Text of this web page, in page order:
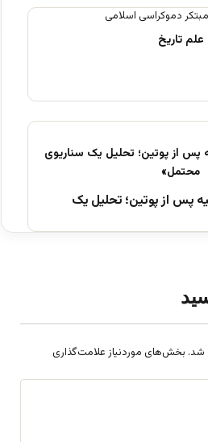
پس از پوتین؛ تحلیل یک
شد. بخش‌های موردنیاز علامت‌گذاری